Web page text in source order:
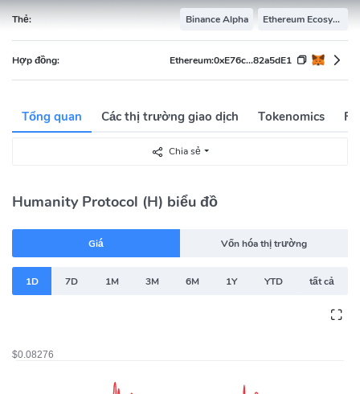
Thẻ: Binance Alpha Ethereum Ecosystem
Hợp đồng: Ethereum:0xE76c...82a5dE1
Tổng quan Các thị trường giao dịch Tokenomics
Chia sẻ
Humanity Protocol (H) biểu đồ
Giá Vốn hóa thị trường
1D 7D 1M 3M 6M 1Y YTD tất cả